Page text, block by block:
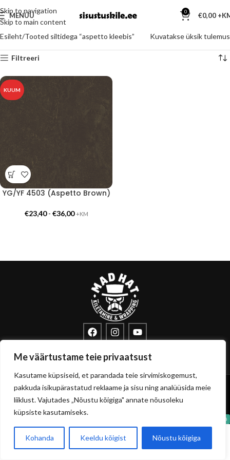
Me väärtustame teie privaatsust
Kasutame küpsiseid, et parandada teie sirvimiskogemust,
pakkuda isikupärastatud reklaame ja sisu ning analüüsida meie
liiklust. Vajutades „Nõustu kõigiga" annate nõusoleku
küpsiste kasutamiseks.
Kohanda Keeldu kõigist Nõustu kõigiga
Skip to navigation
Skip to main content
MENÜÜ 0 €0,00
Esileht Tooted siltidega “aspetto kleebis” Kuvatakse üksik tulemus
Filtreeri
KUUM
YG/YF 4503 (Aspetto Brown)
€23,40- €36,00 +KM
Pärnu mnt 160E, 11317 Tallinn
Copyrightsisustuskile.ee© 2026
Privaatsuspoliitika
Müügitingimused
0